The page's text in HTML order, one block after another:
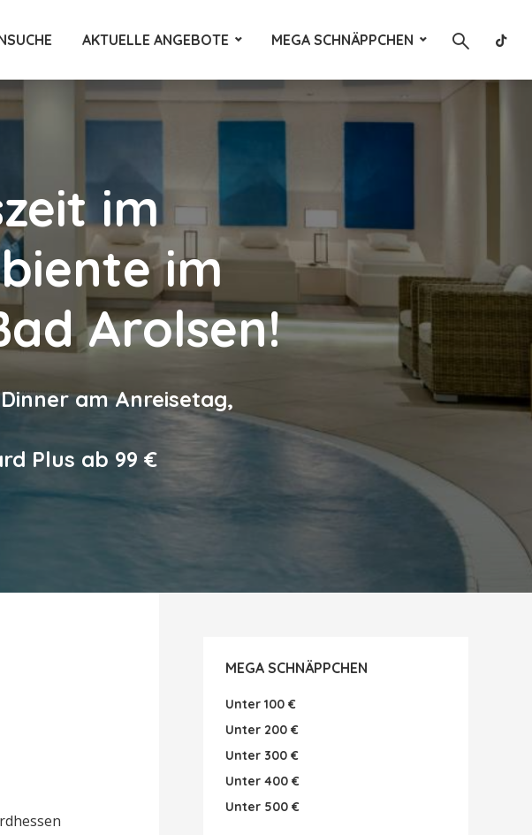
AKTUELLE ANGEBOTE MEGA SCHNÄPPCHEN
im
im
Arolsen!
am Anreisetag,
Plus ab 99 €
MEGA SCHNÄPPCHEN
Unter 100 €
Unter 200 €
Unter 300 €
Unter 400 €
Unter 500 €